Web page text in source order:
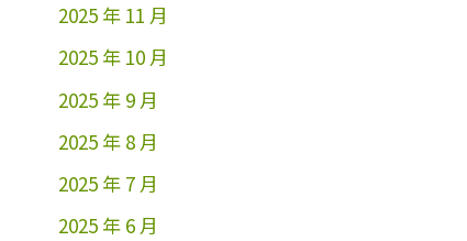
2025 年 11 月
2025 年 10 月
2025 年 9 月
2025 年 8 月
2025 年 7 月
2025 年 6 月